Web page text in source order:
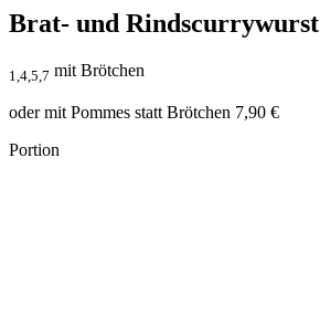
Brat- und Rindscurrywurst
1,4,5,7 mit Brötchen
oder mit Pommes statt Brötchen 7,90 €
Portion